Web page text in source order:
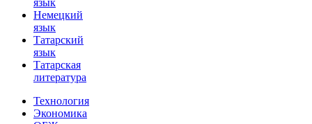
Немецкий
язык
Татарский
язык
Татарская
литература
Технология
Экономика